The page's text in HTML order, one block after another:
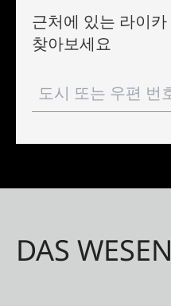
근처에 있는 라이
찾아보세요
DAS